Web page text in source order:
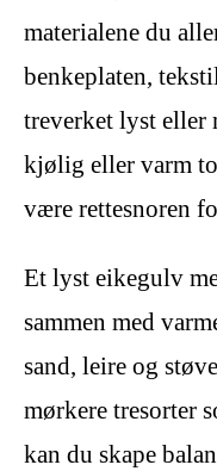
materialene du
benkeplaten,
treverket lyst eller
kjølig eller varm
være rettesnoren
Et lyst eikegulv
sammen med
sand, leire og
mørkere tresorter
kan du skape